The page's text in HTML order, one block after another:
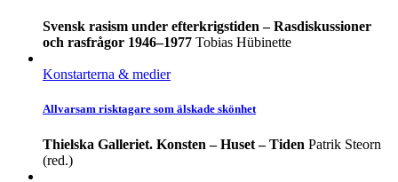
Svensk rasism under efterkrigstiden – Rasdiskussioner
och rasfrågor 1946–1977 Tobias Hübinette
Konstarterna & medier
Allvarsam risktagare som älskade skönhet
Thielska Galleriet. Konsten – Huset – Tiden Patrik Steorn
(red.)